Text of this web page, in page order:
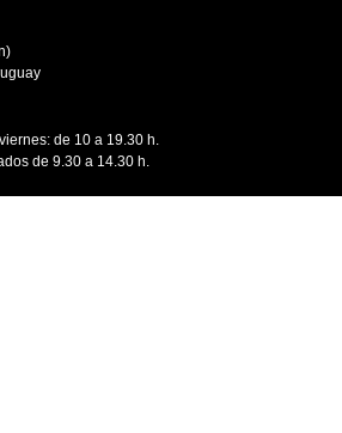
de 10 a 19.30 h.
de 9.30 a 14.30 h.